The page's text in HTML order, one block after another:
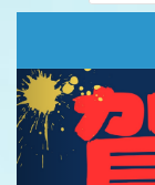
Previous